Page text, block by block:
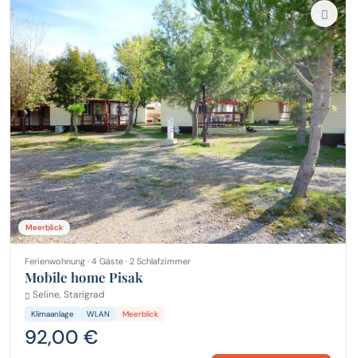
Meerblick
Ferienwohnung · 4 Gäste · 2 Schlafzimmer
Mobile home Pisak
Seline, Starigrad
Klimaanlage WLAN Meerblick
92,00 €